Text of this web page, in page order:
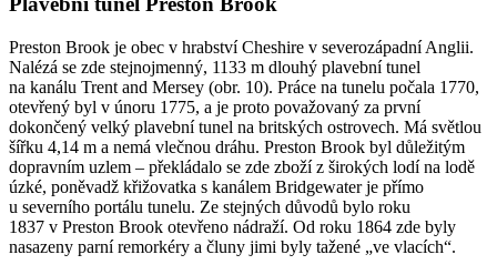
Preston Brook je obec v hrabství Cheshire v severozápadní Anglii.
Nalézá se zde stejnojmenný, 1133 m dlouhý plavební tunel
na kanálu Trent and Mersey (obr. 10). Práce na tunelu počala 1770,
otevřený byl v únoru 1775, a je proto považovaný za první
dokončený velký plavební tunel na britských ostrovech. Má světlou
šířku 4,14 m a nemá vlečnou dráhu. Preston Brook byl důležitým
dopravním uzlem – překládalo se zde zboží z širokých lodí na lodě
úzké, poněvadž křižovatka s kanálem Bridgewater je přímo
u severního portálu tunelu. Ze stejných důvodů bylo roku
1837 v Preston Brook otevřeno nádraží. Od roku 1864 zde byly
nasazeny parní remorkéry a čluny jimi byly tažené „ve vlacích“.